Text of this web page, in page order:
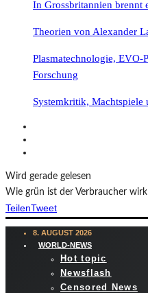
In Grossbritannien brennt
Theorien von Alexander
Plasmatechnologie,
Forschung
Systemkritik, Machtspiele
Wird gerade gelesen
Wie grün ist der Verbraucher
TeilenTweet
8. AUGUST 2026
WORLD-NEWS
Hot topic
Newsflash
Censored News